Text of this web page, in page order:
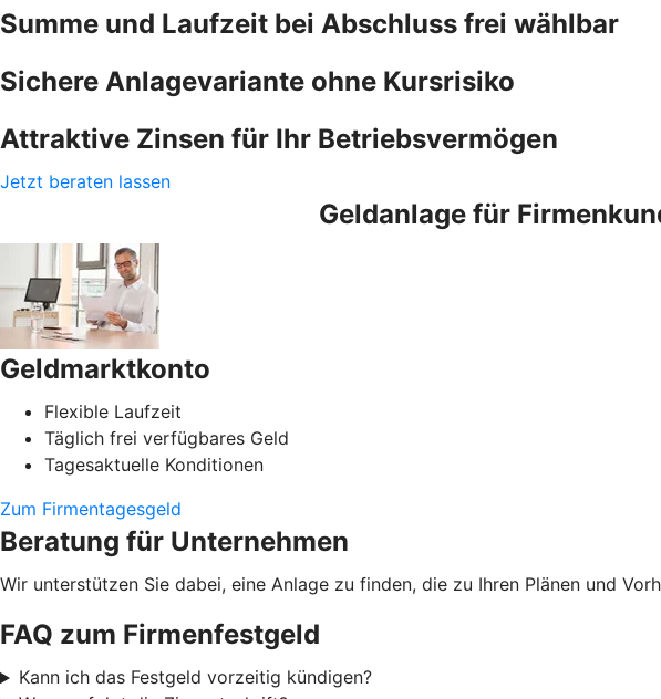
Summe und Laufzeit bei Abschluss frei wählbar
Sichere Anlagevariante ohne Kursrisiko
Attraktive Zinsen für Ihr Betriebsvermögen
Jetzt beraten lassen
Geldanlage für
Geldmarktkonto
Flexible Laufzeit
Täglich frei verfügbares Geld
Tagesaktuelle Konditionen
Zum Firmentagesgeld
Beratung für Unternehmen
Wir unterstützen Sie dabei, eine Anlage zu finden, die zu Ihren Plänen und
FAQ zum Firmenfestgeld
Kann ich das Festgeld vorzeitig kündigen?